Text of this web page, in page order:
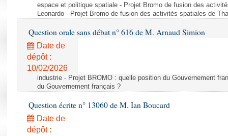
espace et politique spatiale - Projet Bromo de fusion des
Leonardo - Projet Bromo de fusion des activités spatiales de
Question orale sans débat n° 616 de M. Arnaud Simion
Date de
dépôt :
10/02/2026
industrie - Projet BROMO : quelle position du Gouvernement
du Gouvernement français ?
Question écrite n° 13060 de M. Ian Boucard
Date de
dépôt :